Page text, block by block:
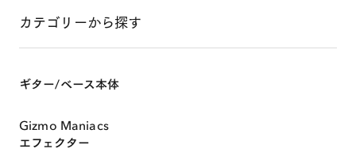
カテゴリーから探す
ギター/ベース本体
Gizmo Maniacs
エフェクター